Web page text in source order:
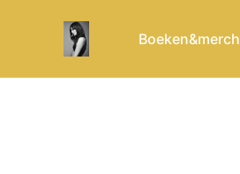
Boeken&merch